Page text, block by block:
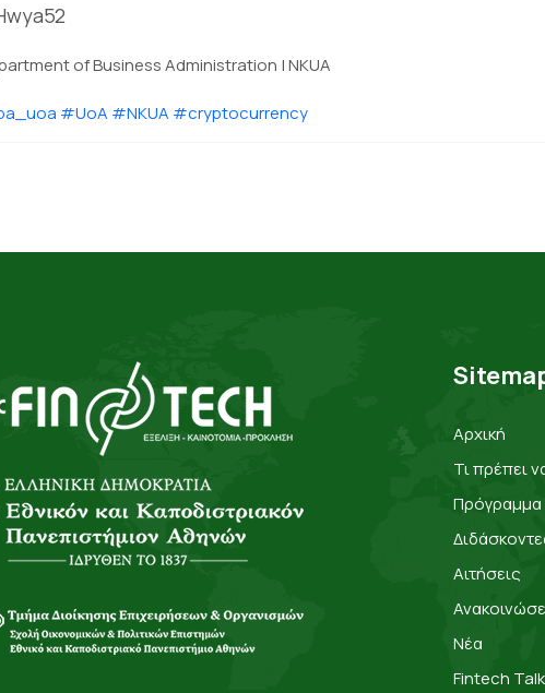
of Business Administration | NKUA
#UoA #NKUA #cryptocurrency
Αρχική
Τι πρέπει
Αιτήσεις
Νέα
Fintech